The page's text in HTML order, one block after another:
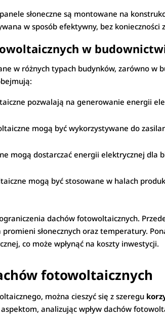
słoneczne są montowane na
w sposób efektywny, bez
w
w różnych typach budynków, zarówno w
pozwalają na generowanie energii
mogą być wykorzystywane do
mogą dostarczać energii elektrycznej dla
mogą być stosowane w halach
dachów fotowoltaicznych.
promieni słonecznych oraz temperatury.
co może wpłynąć na koszty inwestycji.
fotowoltaicznych
można cieszyć się z szeregu
analizując wpływ dachów